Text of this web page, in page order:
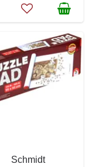
Schmidt